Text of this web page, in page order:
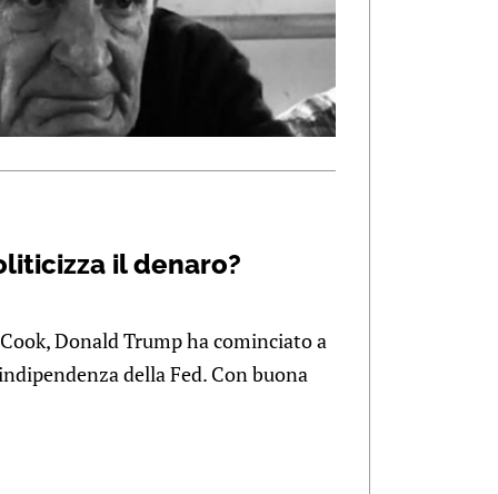
il denaro?
Donald Trump ha cominciato a
della Fed. Con buona